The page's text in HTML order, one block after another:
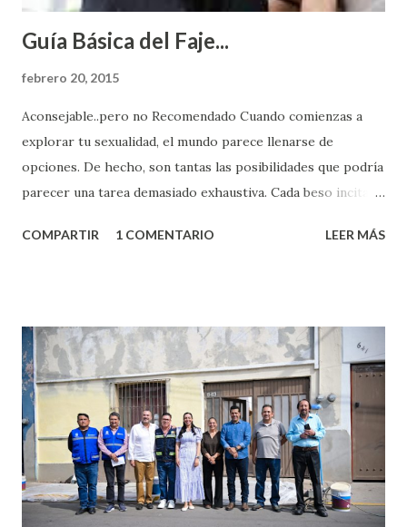
Guía Básica del Faje...
febrero 20, 2015
Aconsejable..pero no Recomendado Cuando comienzas a
explorar tu sexualidad, el mundo parece llenarse de
opciones. De hecho, son tantas las posibilidades que podría
parecer una tarea demasiado exhaustiva. Cada beso incita
partes de ti que jamás hubieras imaginado. El problema es
conoces ni la mitad de lo que deberías saber. Pero incluso
quienes ya han tenido relaciones sexuales no son expertos
o expertas en el tema. Siempre hay algo nuevo que
aprender y nuevas experiencias que conocer. Si eres una
chica y aún no has tenido relaciones sexuales, tal vez
pienses que el sexo será increíble y no puedas esperar para
experimentarlo, pero como cualquier persona con
experiencia te dirá, siempre es mejor cuando ambas partes
COMPARTIR 1 COMENTARIO LEER MÁS